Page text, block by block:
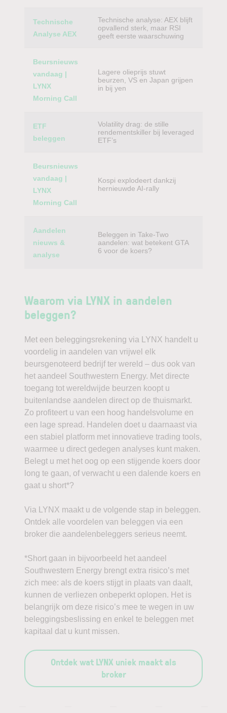
Technische
Analyse AEX
Technische analyse: AEX blijft
opvallend sterk, maar RSI
geeft eerste waarschuwing
Beursnieuws
vandaag |
LYNX
Morning Call
Lagere olieprijs stuwt
beurzen, VS en Japan grijpen
in bij yen
ETF
beleggen
Volatility drag: de stille
rendementskiller bij leveraged
ETF’s
Beursnieuws
vandaag |
LYNX
Morning Call
Kospi explodeert dankzij
hernieuwde AI-rally
Aandelen
nieuws &
analyse
Beleggen in Take-Two
aandelen: wat betekent GTA
6 voor de koers?
Waarom via LYNX in aandelen
beleggen?
Met een beleggingsrekening via LYNX handelt u
voordelig in aandelen van vrijwel elk
beursgenoteerd bedrijf ter wereld – dus ook van
het aandeel Southwestern Energy. Met directe
toegang tot wereldwijde beurzen koopt u
buitenlandse aandelen direct op de thuismarkt.
Zo profiteert u van een hoog handelsvolume en
een lage spread. Handelen doet u daarnaast via
een stabiel platform met innovatieve trading tools,
waarmee u direct gedegen analyses kunt maken.
Belegt u met het oog op een stijgende koers door
long te gaan, of verwacht u een dalende koers en
gaat u short*?
Via LYNX maakt u de volgende stap in beleggen.
Ontdek alle voordelen van beleggen via een
broker die aandelenbeleggers serieus neemt.
*Short gaan in bijvoorbeeld het aandeel
Southwestern Energy brengt extra risico’s met
zich mee: als de koers stijgt in plaats van daalt,
kunnen de verliezen onbeperkt oplopen. Het is
belangrijk om deze risico’s mee te wegen in uw
beleggingsbeslissing en enkel te beleggen met
kapitaal dat u kunt missen.
Ontdek wat LYNX uniek maakt als
broker